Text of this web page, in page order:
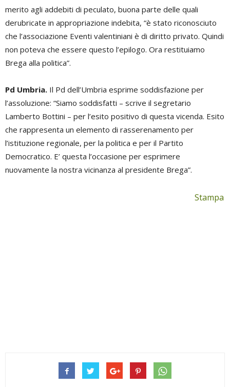
merito agli addebiti di peculato, buona parte delle quali
derubricate in appropriazione indebita, “è stato riconosciuto
che l’associazione Eventi valentiniani è di diritto privato. Quindi
non poteva che essere questo l’epilogo. Ora restituiamo
Brega alla politica”.
Pd Umbria. Il Pd dell’Umbria esprime soddisfazione per
l’assoluzione: “Siamo soddisfatti – scrive il segretario
Lamberto Bottini – per l’esito positivo di questa vicenda. Esito
che rappresenta un elemento di rasserenamento per
l’istituzione regionale, per la politica e per il Partito
Democratico. E’ questa l’occasione per esprimere
nuovamente la nostra vicinanza al presidente Brega”.
Stampa